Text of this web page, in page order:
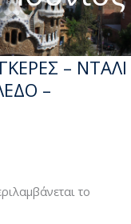
– ΝΤΑΛΙ
–
το